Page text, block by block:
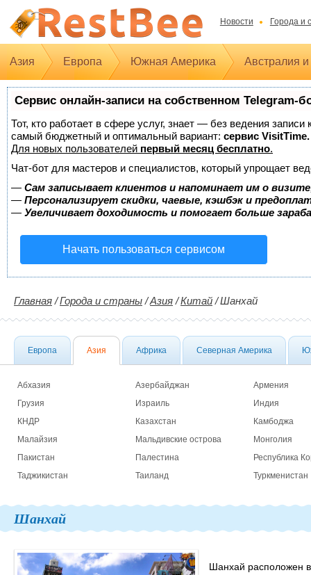
Новости Города и
Азия Европа Южная Америка Австралия
Сервис онлайн-записи на собственном Telegram-
Тот, кто работает в сфере услуг, знает — без ведения
самый бюджетный и оптимальный вариант: сервис VisitTime.
Для новых пользователей первый месяц бесплатно.
Чат-бот для мастеров и специалистов, который упрощает
— Сам записывает клиентов и напоминает им о
— Персонализирует скидки, чаевые, кэшбэк и
— Увеличивает доходимость и помогает больше
Начать пользоваться сервисом
Главная /Города и страны /Азия /Китай /Шанхай
Европа Азия Африка Северная Америка
Абхазия Азербайджан
Армения
Грузия
Израиль
Индия
КНДР
Казахстан
Камбоджа
Малайзия
Мальдивские острова
Монголия
Пакистан
Палестина
Республика
Таджикистан
Таиланд Туркменистан
Шанхай
Шанхай расположен